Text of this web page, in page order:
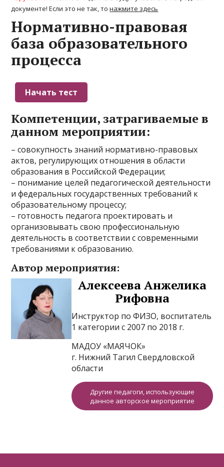
документе! Если это не так, тонажмите здесь
Нормативно-правовая
база образовательного
процесса
Компетенции, затрагиваемые в
данном мероприятии:
– совокупность знаний нормативно-правовых
актов, регулирующих отношения в области
образования в Российской Федерации;
– понимание целей педагогической деятельности
и федеральных государственных требований к
образовательному процессу;
– готовность педагога проектировать и
организовывать свою профессиональную
деятельность в соответствии с современными
требованиями к образованию.
Автор мероприятия:
Алексеева Анжелика
Рифовна
Инструктор по ФИЗО, воспитатель
1 категории с 2007 по 2018 г.
МАДОУ «МАЯЧОК»
г. Нижний Тагил Свердловской
области
Другие педагоги, использующие
данное авторское мероприятие